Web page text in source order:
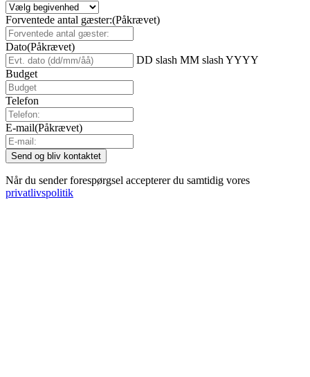
Forventede antal gæster:(Påkrævet)
Dato(Påkrævet)
DD slash MM slash YYYY
Budget
Telefon
E-mail(Påkrævet)
Når du sender forespørgsel accepterer du samtidig vores
privatlivspolitik